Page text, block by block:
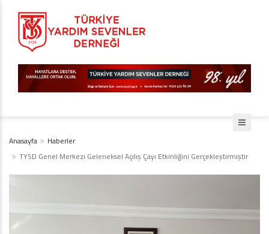
Anasayfa
Haberler
TYSD Genel Merkezi Geleneksel Açılış Çayı Etkinliğini Gerçekleştirmiştir